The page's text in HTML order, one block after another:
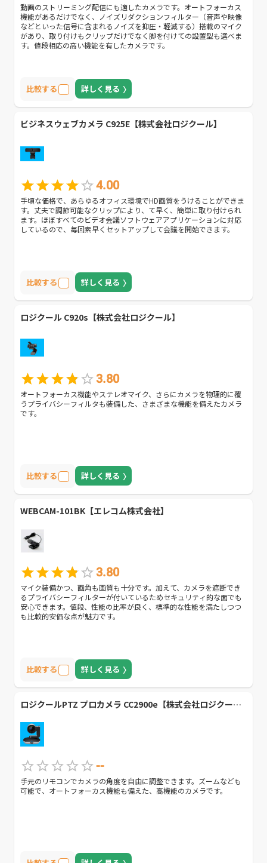
動画のストリーミング配信にも適したカメラです。オートフォーカス
機能があるだけでなく、ノイズリダクションフィルター（音声や映像
などといった信号に含まれるノイズを抑圧・軽減する）搭載のマイク
があり、取り付けもクリップだけでなく脚を付けての設置型も選べま
す。値段相応の高い機能を有したカメラです。
比較する 詳しく見る
ビジネスウェブカメラ C925E【株式会社ロジクール】
4.00
手頃な価格で、あらゆるオフィス環境でHD画質をうけることができま
す。丈夫で調節可能なクリップにより、て早く、簡単に取り付けられ
ます。ほぼすべてのビデオ会議ソフトウェアアプリケーションに対応
しているので、毎回素早くセットアップして会議を開始できます。
比較する 詳しく見る
ロジクール C920s【株式会社ロジクール】
3.80
オートフォーカス機能やステレオマイク、さらにカメラを物理的に覆
うプライバシーフィルタも装備した、さまざまな機能を備えたカメラ
です。
比較する 詳しく見る
WEBCAM-101BK【エレコム株式会社】
3.80
マイク装備かつ、画角も画質も十分です。加えて、カメラを遮断でき
るプライバシーフィルターが付いているためセキュリティ的な面でも
安心できます。値段、性能の比率が良く、標準的な性能を満たしつつ
も比較的安価な点が魅力です。
比較する 詳しく見る
ロジクールPTZ プロカメラ CC2900e【株式会社ロジクール】
--
手元のリモコンでカメラの角度を自由に調整できます。ズームなども
可能で、オートフォーカス機能も備えた、高機能のカメラです。